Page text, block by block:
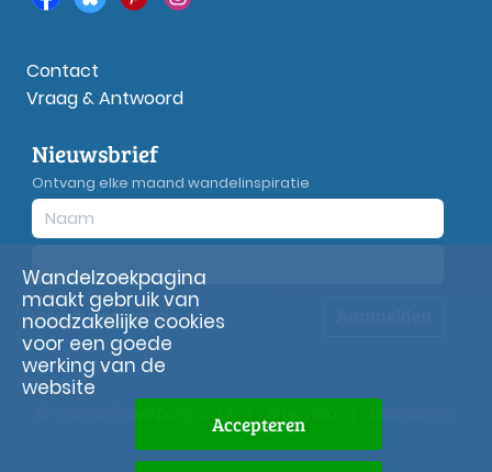
Contact
Vraag & Antwoord
Nieuwsbrief
Ontvang elke maand wandelinspiratie
Privacyverklaring
© Wandelzoekpagina.nl
Wandelzoekpagina
maakt gebruik van
noodzakelijke cookies
voor een goede
werking van de
website
Accepteren